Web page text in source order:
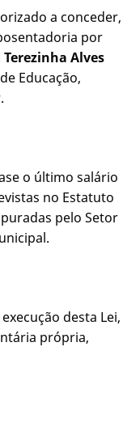
a conceder,
por
Terezinha Alves
Educação,
o último salário
no Estatuto
pelo Setor
desta Lei,
própria,